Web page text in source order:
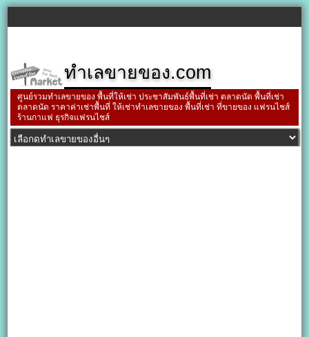
ทำเลขายของ.com
ศูนย์รวมทำเลขายของ พื้นที่ให้เช่า ประชาสัมพันธ์พื้นที่เช่า ตลาดนัด พื้นที่เช่า
ตลาดนัด ราคาค่าเช่าพื้นที่ ให้เช่าทำเลขายของ พื้นที่เช่า ที่ขายของ แฟรนไชส์
ร้านกาแฟ ธุรกิจแฟรนไชส์